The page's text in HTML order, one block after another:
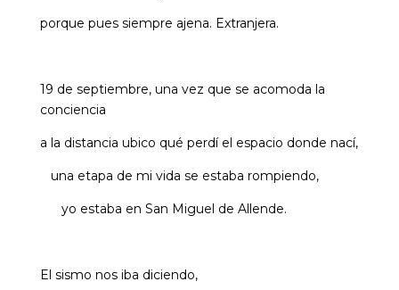
porque pues siempre ajena. Extranjera.
19 de septiembre, una vez que se acomoda la
conciencia
a la distancia ubico qué perdí el espacio donde nací,
una etapa de mi vida se estaba rompiendo,
yo estaba en San Miguel de Allende.
El sismo nos iba diciendo,